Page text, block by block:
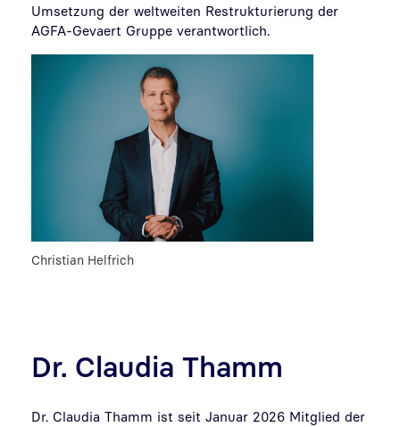
Umsetzung der weltweiten Restrukturierung der
AGFA-Gevaert Gruppe verantwortlich.
Christian Helfrich
Dr. Claudia Thamm
Dr. Claudia Thamm ist seit Januar 2026 Mitglied der